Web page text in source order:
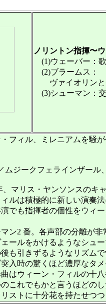
ノリントン指揮〜
(1)ウェーバー：
(2)ブラームス：
ヴァイオリンと
(3)シューマン：
フィル、ミレニアムを騒
ムジークフェラインザー
マリス・ヤンソンスのキ
ルは積極的に新しい演奏
でも指揮者の個性をウィ
ン2 番。各声部の分離が
ールをかけるようなシュ
も引きずるようなリズムで
入時の驚くほど濃厚なタ
はウィーン・フィルの十
これでもかと言うほどの
ストに十分花を持たせつ